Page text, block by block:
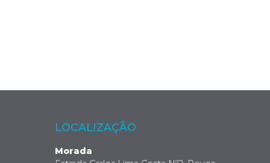
LOCALIZAÇÃO
Morada